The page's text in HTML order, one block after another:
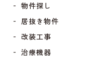
‐ 物件探し
‐ 居抜き物件
‐ 改装工事
‐ 治療機器